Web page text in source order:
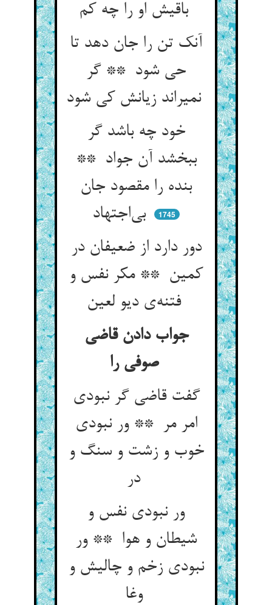
باقیش او را چه کم
آنک تن را جان دهد تا
حی شود ** گر
نمیراند زیانش کی شود
خود چه باشد گر
ببخشد آن جواد **
بنده را مقصود جان
بی‌اجتهاد
1745
دور دارد از ضعیفان در
کمین ** مکر نفس و
فتنه‌ی دیو لعین
جواب دادن قاضی
صوفی را
گفت قاضی گر نبودی
امر مر ** ور نبودی
خوب و زشت و سنگ و
در
ور نبودی نفس و
شیطان و هوا ** ور
نبودی زخم و چالیش و
وغا